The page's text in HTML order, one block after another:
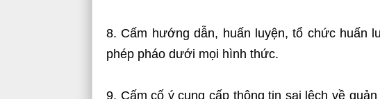
8. Cấm hướng dẫn, huấn luyện, tổ chức huấn
phép pháo dưới mọi hình thức.
9. Cấm cố ý cung cấp thông tin sai lệch về